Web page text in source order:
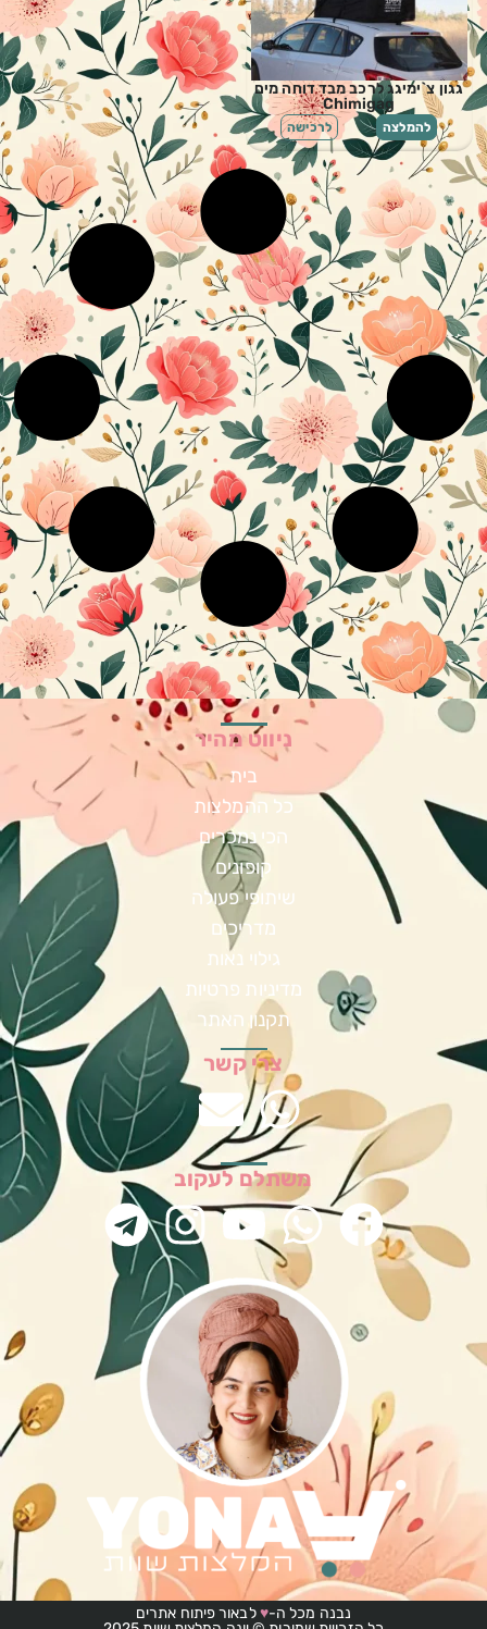
גגון צ`ימיגג לרכב מבד דוחה מים
Chimigag
להמלצה לרכישה
ניווט מהיר
בית
כל ההמלצות
הכי נמכרים
קופונים
שיתופי פעולה
מדריכים
גילוי נאות
מדיניות פרטיות
תקנון האתר
צרי קשר
משתלם לעקוב
נבנה מכל ה-♥לבאור פיתוח אתרים